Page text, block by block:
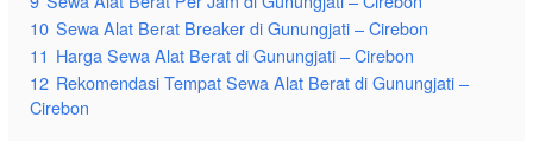
10 Sewa Alat Berat Breaker di Gunungjati – Cirebon
11 Harga Sewa Alat Berat di Gunungjati – Cirebon
12 Rekomendasi Tempat Sewa Alat Berat di Gunungjati –
Cirebon